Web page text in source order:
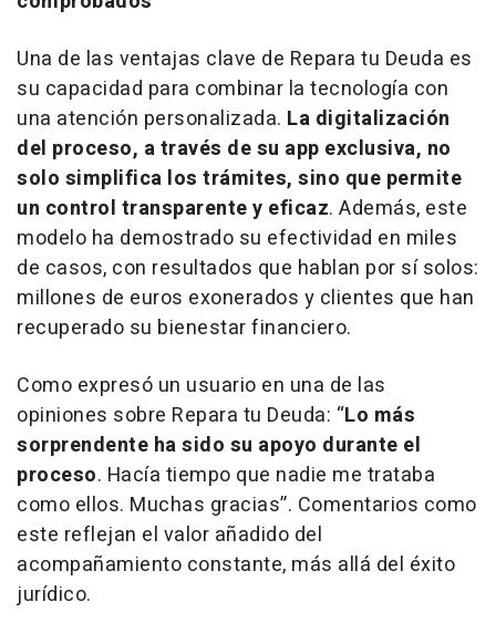
Una de las ventajas clave de Repara tu Deuda es
su capacidad para combinar la tecnología con
una atención personalizada. La digitalización
del proceso, a través de su app exclusiva, no
solo simplifica los trámites, sino que permite
un control transparente y eficaz. Además, este
modelo ha demostrado su efectividad en miles
de casos, con resultados que hablan por sí solos:
millones de euros exonerados y clientes que han
recuperado su bienestar financiero.
Como expresó un usuario en una de las
opiniones sobre Repara tu Deuda: “Lo más
sorprendente ha sido su apoyo durante el
proceso. Hacía tiempo que nadie me trataba
como ellos. Muchas gracias”. Comentarios como
este reflejan el valor añadido del
acompañamiento constante, más allá del éxito
jurídico.